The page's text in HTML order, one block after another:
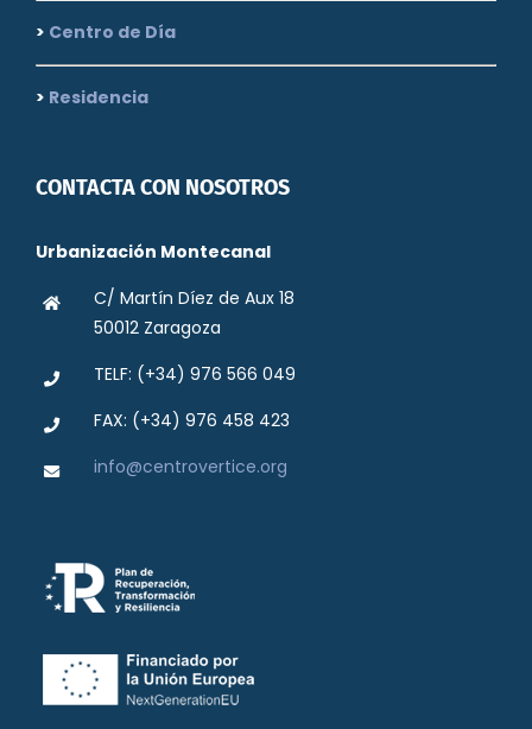
> Centro de Día
> Residencia
CONTACTA CON NOSOTROS
Urbanización Montecanal
C/ Martín Díez de Aux 18
50012 Zaragoza
TELF: (+34) 976 566 049
FAX: (+34) 976 458 423
info@centrovertice.org